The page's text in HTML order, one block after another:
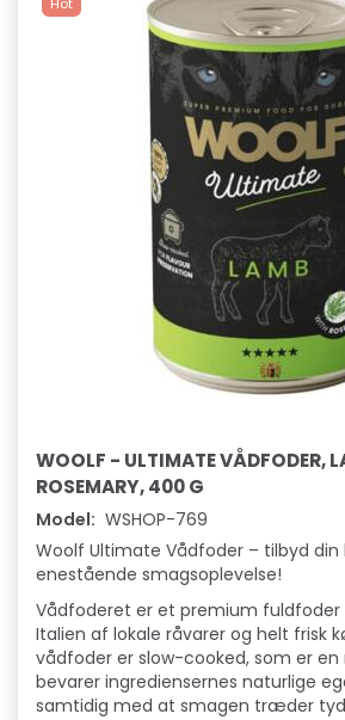
Hot
WOOLF - ULTIMATE VÅDFODER,
ROSEMARY, 400 G
Model: WSHOP-769
Woolf Ultimate Vådfoder – tilbyd din
enestående smagsoplevelse!
Vådfoderet er et premium fuldfoder
Italien af lokale råvarer og helt frisk
vådfoder er slow-cooked, som er
bevarer ingrediensernes naturlige
samtidig med at smagen træder